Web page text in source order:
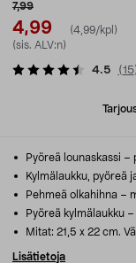
7,99
4,99
(4,99/kpl)
(sis. ALV:n)
4.5 (15
Pyöreä lounaskassi –
Kylmälaukku, pyöreä
Pehmeä olkahihna –
Pyöreä kylmälaukku
Mitat: 21,5 x 22 cm.
Lisätietoja